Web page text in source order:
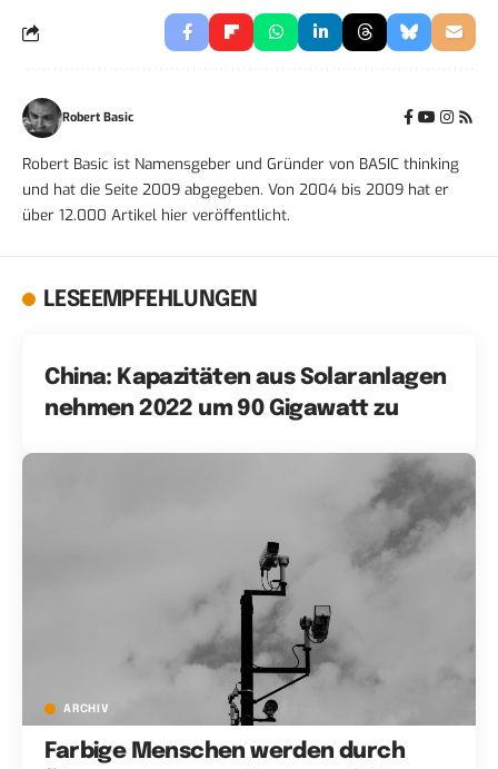
Robert Basic
Robert Basic ist Namensgeber und Gründer von BASIC thinking
und hat die Seite 2009 abgegeben. Von 2004 bis 2009 hat er
über 12.000 Artikel hier veröffentlicht.
LESEEMPFEHLUNGEN
China: Kapazitäten aus Solaranlagen
nehmen 2022 um 90 Gigawatt zu
ARCHIV
Farbige Menschen werden durch